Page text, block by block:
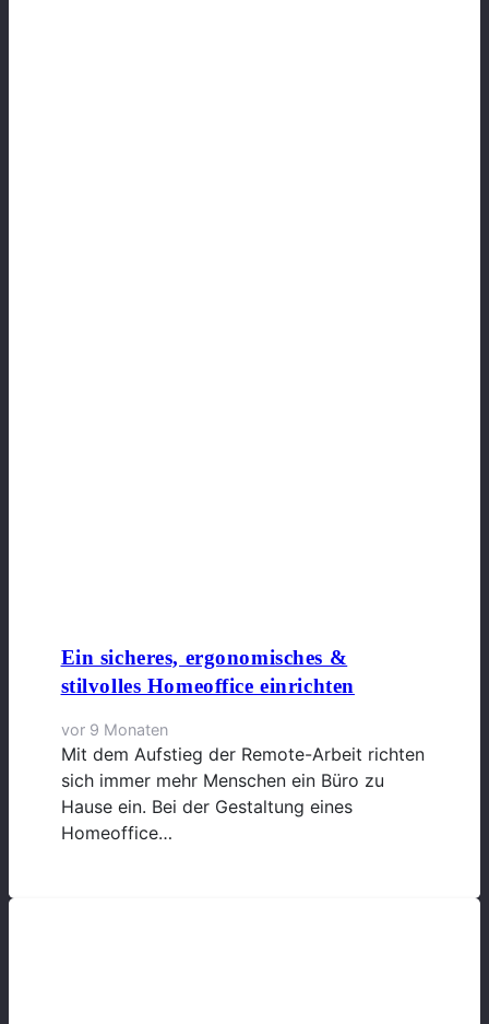
Ein sicheres, ergonomisches &
stilvolles Homeoffice einrichten
vor 9 Monaten
Mit dem Aufstieg der Remote-Arbeit richten
sich immer mehr Menschen ein Büro zu
Hause ein. Bei der Gestaltung eines
Homeoffice…